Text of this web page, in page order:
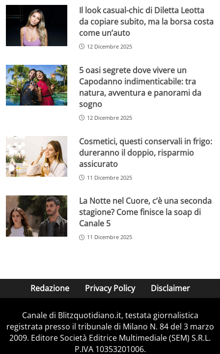
Il look casual-chic di Diletta Leotta
da copiare subito, ma la borsa costa
come un’auto
12 Dicembre 2025
5 oasi segrete dove vivere un
Capodanno indimenticabile: tra
natura, avventura e panorami da
sogno
12 Dicembre 2025
Cosmetici, questi conservali in frigo:
dureranno il doppio, risparmio
assicurato
11 Dicembre 2025
La Notte nel Cuore, c’è una seconda
stagione? Come finisce la soap di
Canale 5
11 Dicembre 2025
Redazione Privacy Policy Disclaimer
Canale di Blitzquotidiano.it, testata giornalistica
registrata presso il tribunale di Milano N. 84 del 3 marzo
2009. Editore Società Editrice Multimediale (SEM) S.R.L.
P.IVA 10353201006.